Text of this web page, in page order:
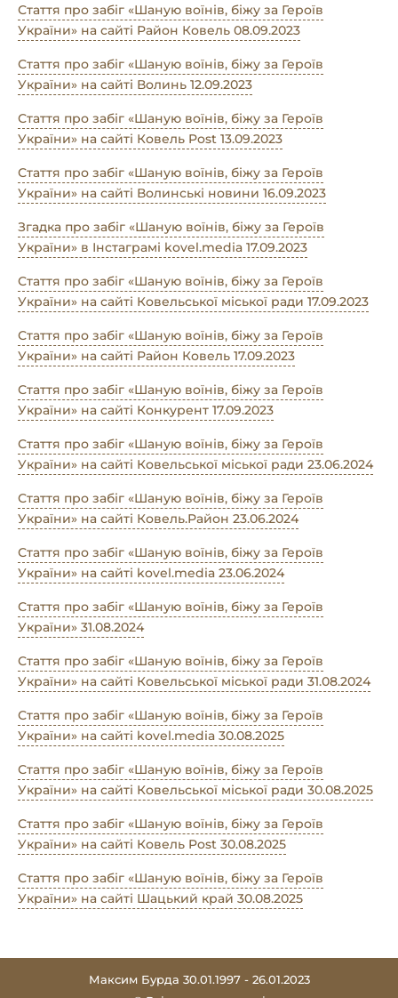
Стаття про забіг «Шаную воїнів, біжу за Героїв
України» на сайті Район Ковель 08.09.2023
Стаття про забіг «Шаную воїнів, біжу за Героїв
України» на сайті Волинь 12.09.2023
Стаття про забіг «Шаную воїнів, біжу за Героїв
України» на сайті Ковель Post 13.09.2023
Стаття про забіг «Шаную воїнів, біжу за Героїв
України» на сайті Волинські новини 16.09.2023
Згадка про забіг «Шаную воїнів, біжу за Героїв
України» в Інстаграмі kovel.media 17.09.2023
Стаття про забіг «Шаную воїнів, біжу за Героїв
України» на сайті Ковельської міської ради 17.09.2023
Стаття про забіг «Шаную воїнів, біжу за Героїв
України» на сайті Район Ковель 17.09.2023
Стаття про забіг «Шаную воїнів, біжу за Героїв
України» на сайті Конкурент 17.09.2023
Стаття про забіг «Шаную воїнів, біжу за Героїв
України» на сайті Ковельської міської ради 23.06.2024
Стаття про забіг «Шаную воїнів, біжу за Героїв
України» на сайті Ковель.Район 23.06.2024
Стаття про забіг «Шаную воїнів, біжу за Героїв
України» на сайті kovel.media 23.06.2024
Стаття про забіг «Шаную воїнів, біжу за Героїв
України» 31.08.2024
Стаття про забіг «Шаную воїнів, біжу за Героїв
України» на сайті Ковельської міської ради 31.08.2024
Стаття про забіг «Шаную воїнів, біжу за Героїв
України» на сайті kovel.media 30.08.2025
Стаття про забіг «Шаную воїнів, біжу за Героїв
України» на сайті Ковельської міської ради 30.08.2025
Стаття про забіг «Шаную воїнів, біжу за Героїв
України» на сайті Ковель Post 30.08.2025
Стаття про забіг «Шаную воїнів, біжу за Героїв
України» на сайті Шацький край 30.08.2025
Максим Бурда 30.01.1997 - 26.01.2023